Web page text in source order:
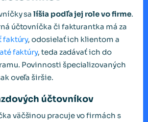
salíšia podľa jej role vo firme.
účtovníčka či fakturantka má za
faktúry, odosielať ich klientom a
faktúry, teda zadávať ich do
Povinnosti špecializovaných
oveľa širšie.
účtovníkov
väčšinou pracuje vo firmách s